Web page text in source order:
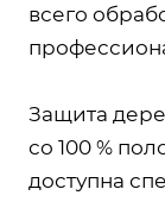
всего
Защита
со 100 %
доступна